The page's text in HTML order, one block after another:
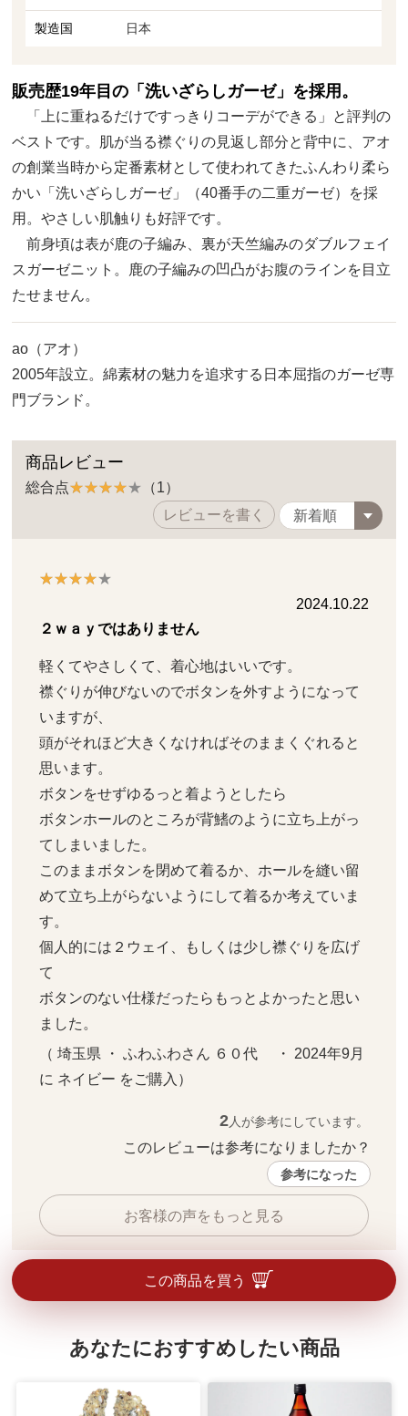
製造国 日本
販売歴19年目の「洗いざらしガーゼ」を採用。
「上に重ねるだけですっきりコーデができる」と評判の
ベストです。肌が当る襟ぐりの見返し部分と背中に、アオ
の創業当時から定番素材として使われてきたふんわり柔ら
かい「洗いざらしガーゼ」（40番手の二重ガーゼ）を採
用。やさしい肌触りも好評です。
前身頃は表が鹿の子編み、裏が天竺編みのダブルフェイ
スガーゼニット。鹿の子編みの凹凸がお腹のラインを目立
たせません。
ao（アオ）
2005年設立。綿素材の魅力を追求する日本屈指のガーゼ専
門ブランド。
商品レビュー
総合点
（1）
レビューを書く
2024.10.22
２ｗａｙではありません
軽くてやさしくて、着心地はいいです。
襟ぐりが伸びないのでボタンを外すようになって
いますが、
頭がそれほど大きくなければそのままくぐれると
思います。
ボタンをせずゆるっと着ようとしたら
ボタンホールのところが背鰭のように立ち上がっ
てしまいました。
このままボタンを閉めて着るか、ホールを縫い留
めて立ち上がらないようにして着るか考えていま
す。
個人的には２ウェイ、もしくは少し襟ぐりを広げ
て
ボタンのない仕様だったらもっとよかったと思い
ました。
（ 埼玉県 ・ ふわふわさん ６０代     ・ 2024年9月
に ネイビー をご購入）
2人が参考にしています。
このレビューは参考になりましたか？
参考になった
お客様の声をもっと見る
この商品を買う
あなたにおすすめしたい商品